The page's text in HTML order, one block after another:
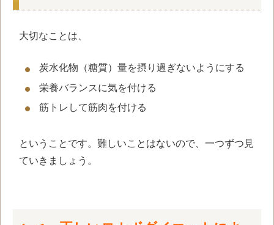
大切なことは、
炭水化物（糖質）量を摂り過ぎないようにする
栄養バランスに気を付ける
筋トレして筋肉を付ける
ということです。難しいことはないので、一つずつ見
ていきましょう。